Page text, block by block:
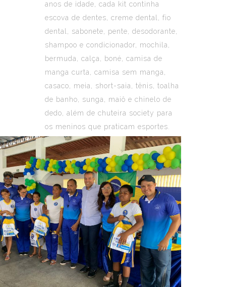
anos de idade, cada kit continha
escova de dentes, creme dental, fio
dental, sabonete, pente, desodorante,
shampoo e condicionador, mochila,
bermuda, calça, boné, camisa de
manga curta, camisa sem manga,
casaco, meia, short-saia, tênis, toalha
de banho, sunga, maiô e chinelo de
dedo, além de chuteira society para
os meninos que praticam esportes.